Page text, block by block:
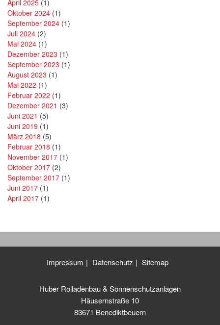
April 2025 (1)
Oktober 2024 (1)
September 2024 (1)
Juli 2024 (2)
Mai 2024 (1)
Dezember 2023 (1)
September 2023 (1)
August 2023 (1)
Mai 2022 (1)
Februar 2022 (1)
Dezember 2021 (3)
Juni 2021 (5)
Juni 2019 (1)
März 2018 (5)
Februar 2018 (1)
November 2017 (1)
Oktober 2017 (2)
September 2017 (1)
Juni 2017 (1)
April 2017 (1)
Impressum Datenschutz Sitemap
Huber Rolladenbau & Sonnenschutzanlagen
Häusernstraße 10
83671 Benediktbeuern